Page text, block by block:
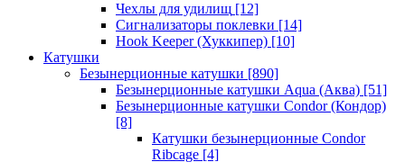
Чехлы для удилищ [12]
Сигнализаторы поклевки [14]
Hook Keeper (Хуккипер) [10]
Катушки
Безынерционные катушки [890]
Безынерционные катушки Aqua (Аква) [51]
Безынерционные катушки Condor (Кондор)
[8]
Катушки безынерционные Condor
Ribcage [4]